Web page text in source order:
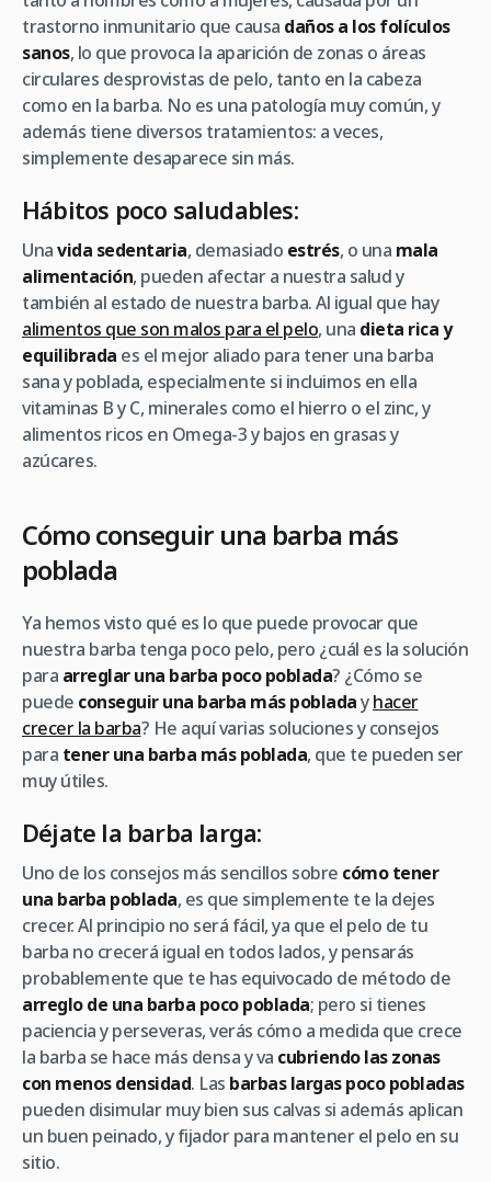
trastorno inmunitario que causa daños a los folículos
sanos, lo que provoca la aparición de zonas o áreas
circulares desprovistas de pelo, tanto en la cabeza
como en la barba. No es una patología muy común, y
además tiene diversos tratamientos: a veces,
simplemente desaparece sin más.
Hábitos poco saludables:
Unavida sedentaria, demasiado estrés, o una mala
alimentación, pueden afectar a nuestra salud y
también al estado de nuestra barba. Al igual que hay
alimentos que son malos para el pelo, una dieta rica y
equilibrada es el mejor aliado para tener una barba
sana y poblada, especialmente si incluimos en ella
vitaminas B y C, minerales como el hierro o el zinc, y
alimentos ricos en Omega-3 y bajos en grasas y
azúcares.
Cómo conseguir una barba más
poblada
Ya hemos visto qué es lo que puede provocar que
nuestra barba tenga poco pelo, pero ¿cuál es la solución
para arreglar una barba poco poblada? ¿Cómo se
puede conseguir una barba más pobladayhacer
crecer la barba? He aquí varias soluciones y consejos
para tener una barba más poblada, que te pueden ser
muy útiles.
Déjate la barba larga:
Uno de los consejos más sencillos sobre cómo tener
una barba poblada, es que simplemente te la dejes
crecer. Al principio no será fácil, ya que el pelo de tu
barba no crecerá igual en todos lados, y pensarás
probablemente que te has equivocado de método de
arreglo de una barba poco poblada; pero si tienes
paciencia y perseveras, verás cómo a medida que crece
la barba se hace más densa y va cubriendo las zonas
con menos densidad. Las barbas largas poco pobladas
pueden disimular muy bien sus calvas si además aplican
un buen peinado, y fijador para mantener el pelo en su
sitio.